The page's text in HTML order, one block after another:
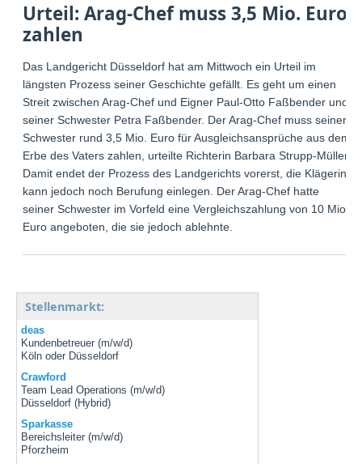
Urteil: Arag-Chef muss 3,5 Mio. Euro
zahlen
Das Landgericht Düsseldorf hat am Mittwoch ein Urteil im
längsten Prozess seiner Geschichte gefällt. Es geht um einen
Streit zwischen Arag-Chef und Eigner Paul-Otto Faßbender und
seiner Schwester Petra Faßbender. Der Arag-Chef muss seiner
Schwester rund 3,5 Mio. Euro für Ausgleichsansprüche aus dem
Erbe des Vaters zahlen, urteilte Richterin Barbara Strupp-Müller.
Damit endet der Prozess des Landgerichts vorerst, die Klägerin
kann jedoch noch Berufung einlegen. Der Arag-Chef hatte
seiner Schwester im Vorfeld eine Vergleichszahlung von 10 Mio.
Euro angeboten, die sie jedoch ablehnte.
Stellenmarkt:
deas
Kundenbetreuer (m/w/d)
Köln oder Düsseldorf
Crawford
Team Lead Operations (m/w/d)
Düsseldorf (Hybrid)
Sparkasse
Bereichsleiter (m/w/d)
Pforzheim